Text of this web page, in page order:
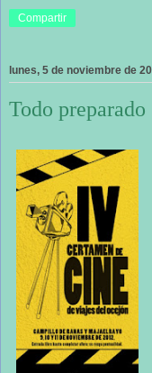
Compartir
lunes, 5 de noviembre de
Todo preparado